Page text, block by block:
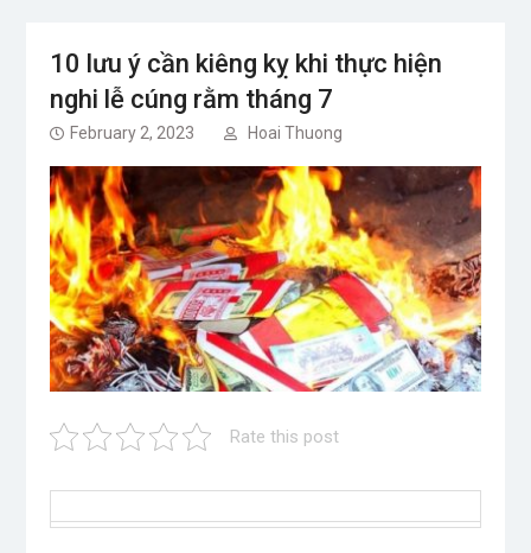
10 lưu ý cần kiêng kỵ khi thực hiện
nghi lễ cúng rằm tháng 7
February 2, 2023 Hoai Thuong
Rate this post